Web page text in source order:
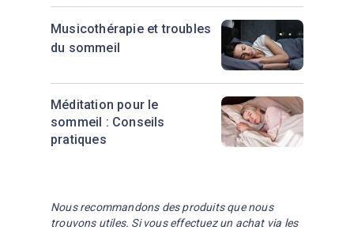
Musicothérapie et troubles
du sommeil
Méditation pour le
sommeil : Conseils
pratiques
Nous recommandons des produits que nous
trouvons utiles. Si vous effectuez un achat via les